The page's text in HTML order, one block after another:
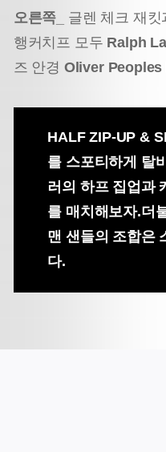
오른쪽_ 글렌 체크 재
행커치프 모두 Ralph
즈 안경 Oliver
HALF ZIP-UP &
를 스포티하게 탈
러의 하프 집업과
를 매치해보자.더
맨 샌들의 조합은
다.